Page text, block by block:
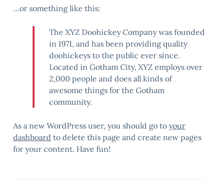
…or something like this:
The XYZ Doohickey Company was founded
in 1971, and has been providing quality
doohickeys to the public ever since.
Located in Gotham City, XYZ employs over
2,000 people and does all kinds of
awesome things for the Gotham
community.
As a new WordPress user, you should go to your
dashboard to delete this page and create new pages
for your content. Have fun!